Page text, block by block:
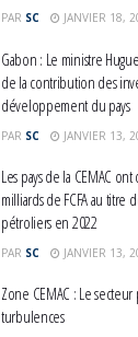
PAR SC JANVIER 18,
Gabon : Le ministre
de la contribution des
développement du pays
PAR SC JANVIER 13,
Les pays de la CEMAC
milliards de FCFA au titre
pétroliers en 2022
PAR SC JANVIER 13,
Zone CEMAC : Le
turbulences